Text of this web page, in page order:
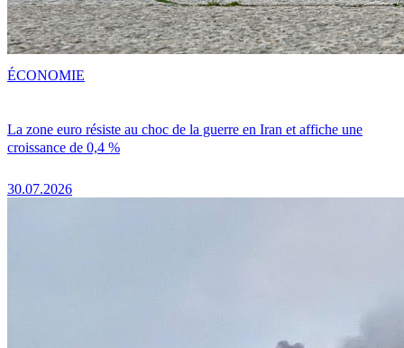
La zone euro résiste au choc de la guerre en Iran et affiche une
croissance de 0,4 %
30.07.2026
ÉCONOMIE